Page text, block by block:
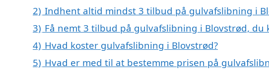
2) Indhent altid mindst 3 tilbud på gulvafslibning i
3) Få nemt 3 tilbud på gulvafslibning i Blovstrød,
4) Hvad koster gulvafslibning i Blovstrød?
5) Hvad er med til at bestemme prisen på